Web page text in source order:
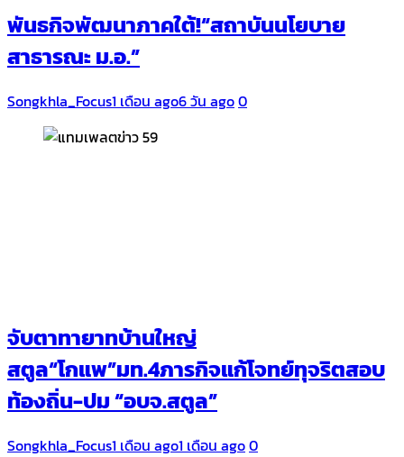
พันธกิจพัฒนาภาคใต้!“สถาบันนโยบาย
สาธารณะ ม.อ.”
Songkhla_Focus1 เดือน ago6 วัน ago0
จับตาทายาทบ้านใหญ่
สตูล“โกแพ”มท.4ภารกิจแก้โจทย์ทุจริตสอบ
ท้องถิ่น-ปม “อบจ.สตูล”
Songkhla_Focus1 เดือน ago1 เดือน ago0